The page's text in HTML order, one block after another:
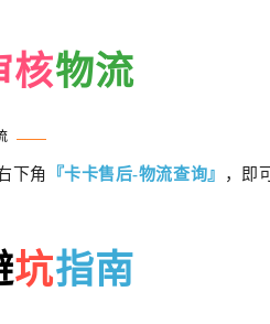
核物流
下角 『卡卡售后-物流查询』 ，即
坑指南